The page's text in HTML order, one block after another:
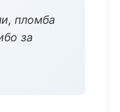
пломба
за